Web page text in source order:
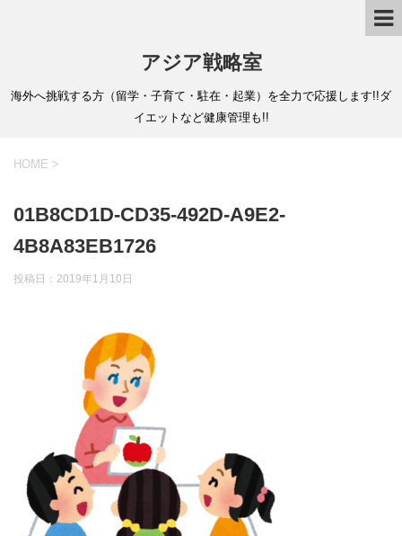
アジア戦略室
海外へ挑戦する方（留学・子育て・駐在・起業）を全力で応援します!!ダ
イエットなど健康管理も!!
HOME >
01B8CD1D-CD35-492D-A9E2-
4B8A83EB1726
投稿日： 2019年1月10日